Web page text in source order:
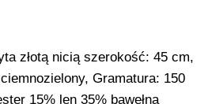
złotą nicią szerokość: 45 cm,
Gramatura: 150
15% len 35% bawełna